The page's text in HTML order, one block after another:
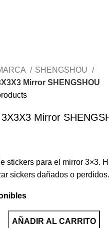
SHENGSHOU
Mirror SHENGSHOU
Mirror
stickers para el mirror 3×3.
sickers dañados o perdidos.
AÑADIR AL CARRITO